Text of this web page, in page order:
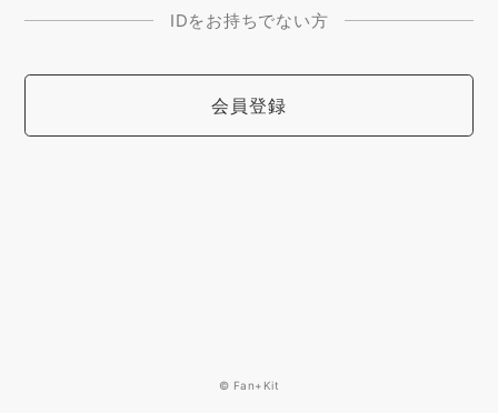
IDをお持ちでない方
会員登録
© Fan+Kit